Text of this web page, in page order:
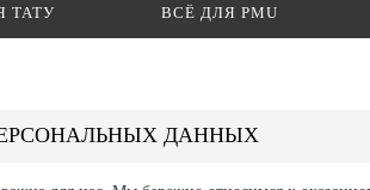
ТАТУ ВСЁ ДЛЯ PMU
ДАННЫХ